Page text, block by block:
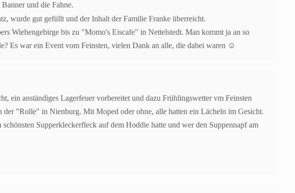
und die Fahne.
wurde gut gefüllt und der Inhalt der Familie Franke überreicht.
Wiehengebirge bis zu "Momo's Eiscafe" in Nettelstedt. Man kommt ja an so
Es war ein Event vom Feinsten, vielen Dank an alle, die dabei waren ☺️
ein anständiges Lagerfeuer vorbereitet und dazu Frühlingswetter vm Feinsten
der "Rolle" in Nienburg. Mit Moped oder ohne, alle hatten ein Lächeln im Gesicht.
Supperkleckerfleck auf dem Hoddie hatte und wer den Suppennapf am